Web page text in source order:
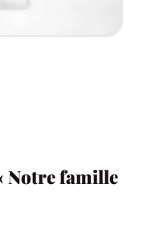
Notre famille